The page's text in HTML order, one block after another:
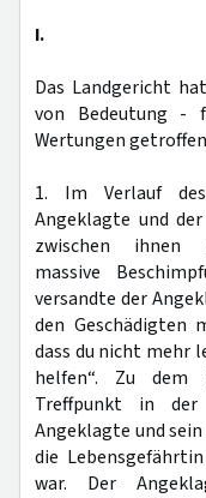
I.
Das Landgericht
von Bedeutung -
Wertungen
1. Im Verlauf
Angeklagte und
zwischen ihnen
massive
versandte der
den Geschädigten
dass du nicht mehr
helfen“. Zu dem
Treffpunkt in
Angeklagte und
die
war. Der